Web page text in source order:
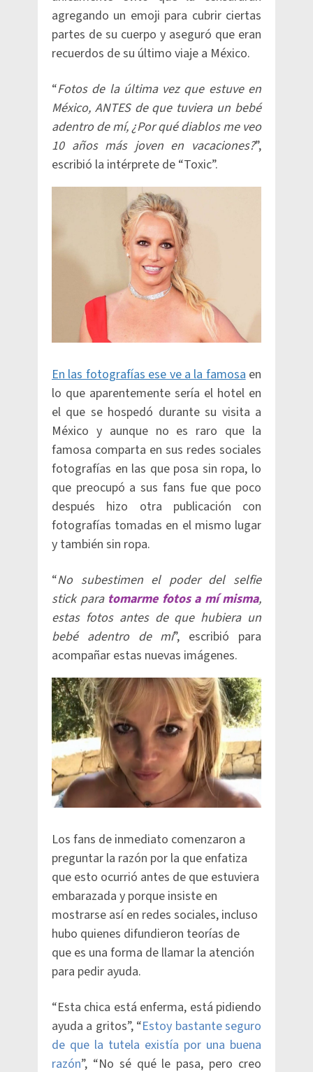
agregando un emoji para cubrir ciertas
partes de su cuerpo y aseguró que eran
recuerdos de su último viaje a México.
“Fotos de la última vez que estuve en
México, ANTES de que tuviera un bebé
adentro de mí, ¿Por qué diablos me veo
10 años más joven en vacaciones?”,
escribió la intérprete de “Toxic”.
En las fotografías ese ve a la famosa en
lo que aparentemente sería el hotel en
el que se hospedó durante su visita a
México y aunque no es raro que la
famosa comparta en sus redes sociales
fotografías en las que posa sin ropa, lo
que preocupó a sus fans fue que poco
después hizo otra publicación con
fotografías tomadas en el mismo lugar
y también sin ropa.
“No subestimen el poder del selfie
stick para tomarme fotos a mí misma,
estas fotos antes de que hubiera un
bebé adentro de mí”, escribió para
acompañar estas nuevas imágenes.
Los fans de inmediato comenzaron a
preguntar la razón por la que enfatiza
que esto ocurrió antes de que estuviera
embarazada y porque insiste en
mostrarse así en redes sociales, incluso
hubo quienes difundieron teorías de
que es una forma de llamar la atención
para pedir ayuda.
“Esta chica está enferma, está pidiendo
ayuda a gritos”, “Estoy bastante seguro
de que la tutela existía por una buena
razón”, “No sé qué le pasa, pero creo